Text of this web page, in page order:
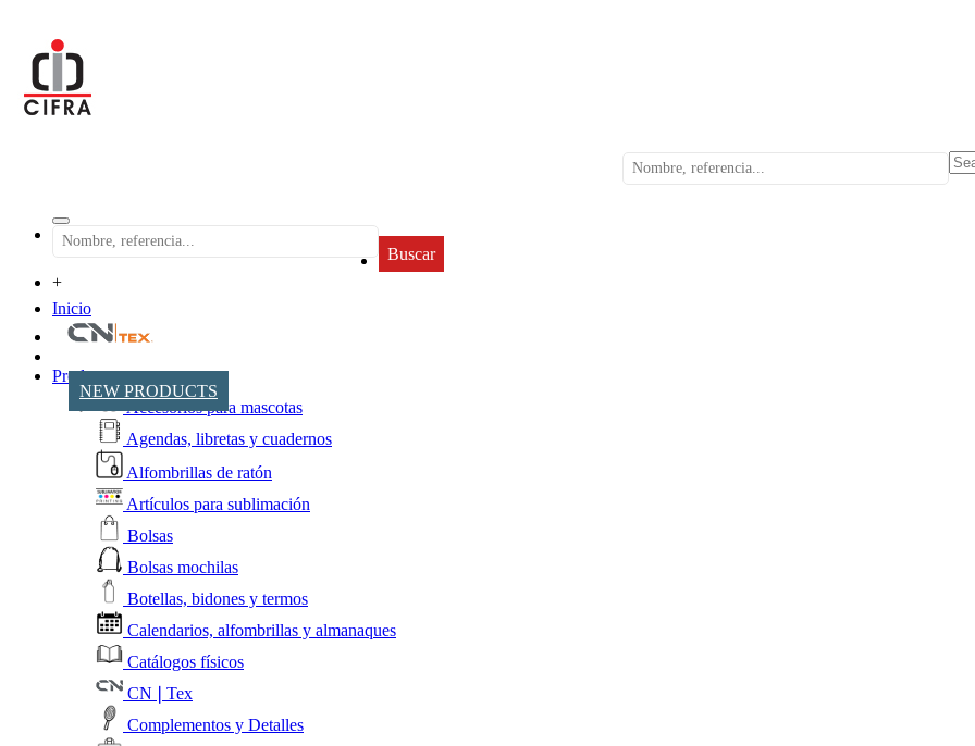
Buscar
+
Inicio
NEW PRODUCTS
Productos
Accesorios para mascotas
Agendas, libretas y cuadernos
Alfombrillas de ratón
Artículos para sublimación
Bolsas
Bolsas mochilas
Botellas, bidones y termos
Calendarios, alfombrillas y almanaques
Catálogos físicos
CN❘Tex
Complementos y Detalles